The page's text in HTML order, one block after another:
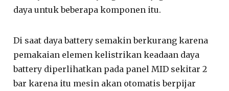
daya untuk beberapa komponen itu.
Di saat daya battery semakin berkurang karena
pemakaian elemen kelistrikan keadaan daya
battery diperlihatkan pada panel MID sekitar 2
bar karena itu mesin akan otomatis berpijar